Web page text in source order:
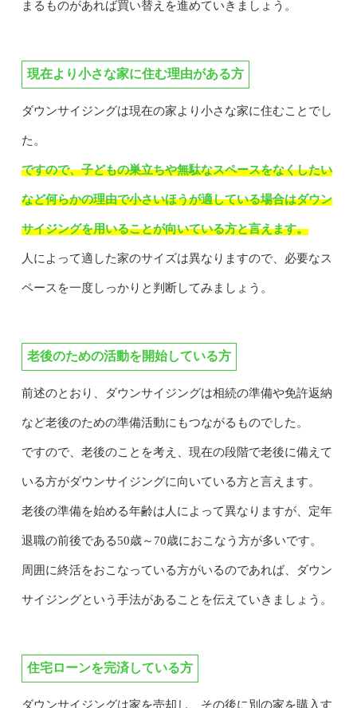
まるものがあれば買い替えを進めていきましょう。
現在より小さな家に住む理由がある方
ダウンサイジングは現在の家より小さな家に住むことでし
た。
ですので、子どもの巣立ちや無駄なスペースをなくしたい
など何らかの理由で小さいほうが適している場合はダウン
サイジングを用いることが向いている方と言えます。
人によって適した家のサイズは異なりますので、必要なス
ペースを一度しっかりと判断してみましょう。
老後のための活動を開始している方
前述のとおり、ダウンサイジングは相続の準備や免許返納
など老後のための準備活動にもつながるものでした。
ですので、老後のことを考え、現在の段階で老後に備えて
いる方がダウンサイジングに向いている方と言えます。
老後の準備を始める年齢は人によって異なりますが、定年
退職の前後である50歳～70歳におこなう方が多いです。
周囲に終活をおこなっている方がいるのであれば、ダウン
サイジングという手法があることを伝えていきましょう。
住宅ローンを完済している方
ダウンサイジングは家を売却し、その後に別の家を購入す